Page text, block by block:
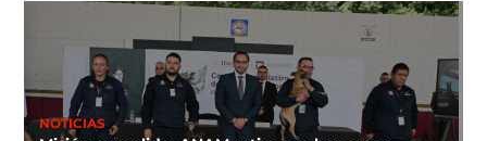
NOTICIAS